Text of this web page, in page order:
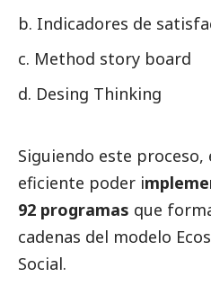
Indicadores de
Method story board
Desing Thinking
Siguiendo este proceso,
eficiente poder i
92 programas que
cadenas del modelo
Social.